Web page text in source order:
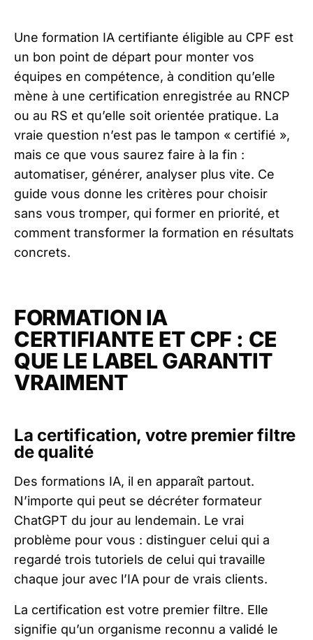
Une formation IA certifiante éligible au CPF est
un bon point de départ pour monter vos
équipes en compétence, à condition qu’elle
mène à une certification enregistrée au RNCP
ou au RS et qu’elle soit orientée pratique. La
vraie question n’est pas le tampon « certifié »,
mais ce que vous saurez faire à la fin :
automatiser, générer, analyser plus vite. Ce
guide vous donne les critères pour choisir
sans vous tromper, qui former en priorité, et
comment transformer la formation en résultats
concrets.
FORMATION IA
CERTIFIANTE ET CPF : CE
QUE LE LABEL GARANTIT
VRAIMENT
La certification, votre premier filtre
de qualité
Des formations IA, il en apparaît partout.
N’importe qui peut se décréter formateur
ChatGPT du jour au lendemain. Le vrai
problème pour vous : distinguer celui qui a
regardé trois tutoriels de celui qui travaille
chaque jour avec l’IA pour de vrais clients.
La certification est votre premier filtre. Elle
signifie qu’un organisme reconnu a validé le